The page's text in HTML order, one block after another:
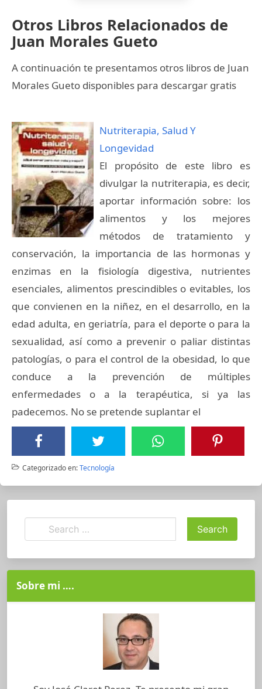
Otros Libros Relacionados de
Juan Morales Gueto
A continuación te presentamos otros libros de Juan
Morales Gueto disponibles para descargar gratis
Nutriterapia, Salud Y
Longevidad
El propósito de este libro es
divulgar la nutriterapia, es decir,
aportar información sobre: los
alimentos y los mejores
métodos de tratamiento y
conservación, la importancia de las hormonas y
enzimas en la fisiología digestiva, nutrientes
esenciales, alimentos prescindibles o evitables, los
que convienen en la niñez, en el desarrollo, en la
edad adulta, en geriatría, para el deporte o para la
sexualidad, así como a prevenir o paliar distintas
patologías, o para el control de la obesidad, lo que
conduce a la prevención de múltiples
enfermedades o a la terapéutica, si ya las
padecemos. No se pretende suplantar el
Categorizado en:Tecnología
Sobre mi ….